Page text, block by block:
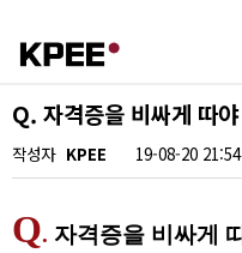
Q. 자격증을 비싸게 따
작성자 KPEE 19-08-20 21:54
Q. 자격증을 비싸게